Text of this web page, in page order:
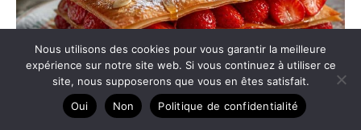
Nous utilisons des cookies pour vous garantir la meilleure
expérience sur notre site web. Si vous continuez à utiliser ce
site, nous supposerons que vous en êtes satisfait.
Oui
Non Politique de confidentialité